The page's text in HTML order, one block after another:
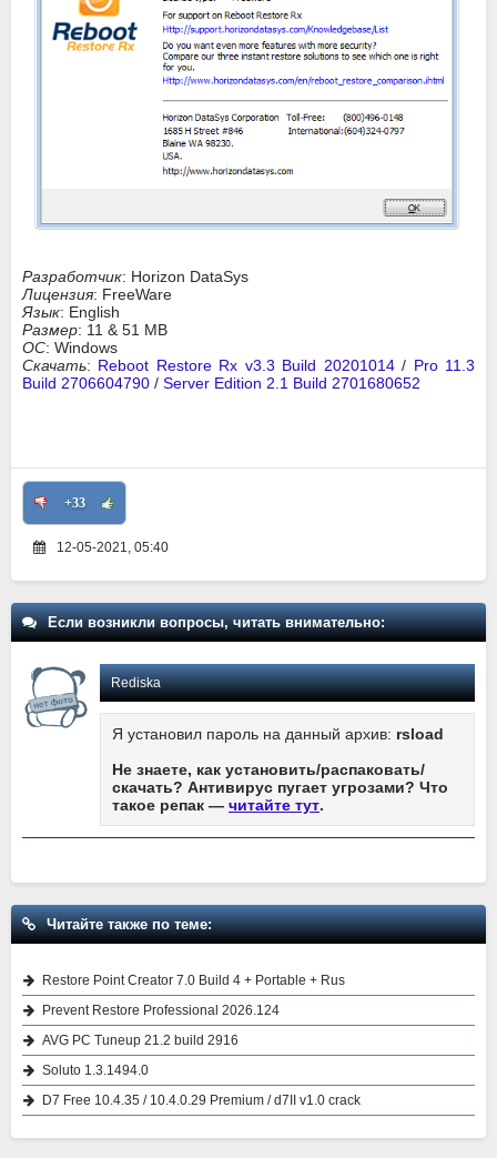
Разработчик: Horizon DataSys
Лицензия: FreeWare
Язык: English
Размер: 11 & 51 MB
ОС: Windows
Скачать: Reboot Restore Rx v3.3 Build 20201014/ Pro 11.3
Build 2706604790 / Server Edition 2.1 Build 2701680652
+33
12-05-2021, 05:40
Если возникли вопросы, читать внимательно:
Rediska
Я установил пароль на данный архив: rsload
Не знаете, как установить/распаковать/
скачать? Антивирус пугает угрозами? Что
такое репак — читайте тут.
Читайте также по теме:
Restore Point Creator 7.0 Build 4 + Portable + Rus
Prevent Restore Professional 2026.124
AVG PC Tuneup 21.2 build 2916
Soluto 1.3.1494.0
D7 Free 10.4.35 / 10.4.0.29 Premium / d7II v1.0 crack